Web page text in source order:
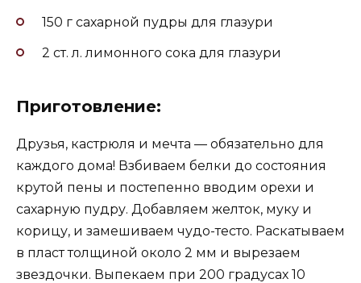
150 г сахарной пудры для глазури
2 ст. л. лимонного сока для глазури
Приготовление:
Друзья, кастрюля и мечта — обязательно для
каждого дома! Взбиваем белки до состояния
крутой пены и постепенно вводим орехи и
сахарную пудру. Добавляем желток, муку и
корицу, и замешиваем чудо-тесто. Раскатываем
в пласт толщиной около 2 мм и вырезаем
звездочки. Выпекаем при 200 градусах 10